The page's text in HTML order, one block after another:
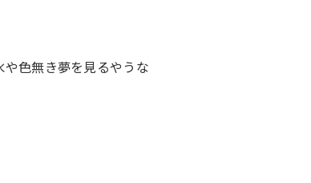
や色無き夢を見るやうな